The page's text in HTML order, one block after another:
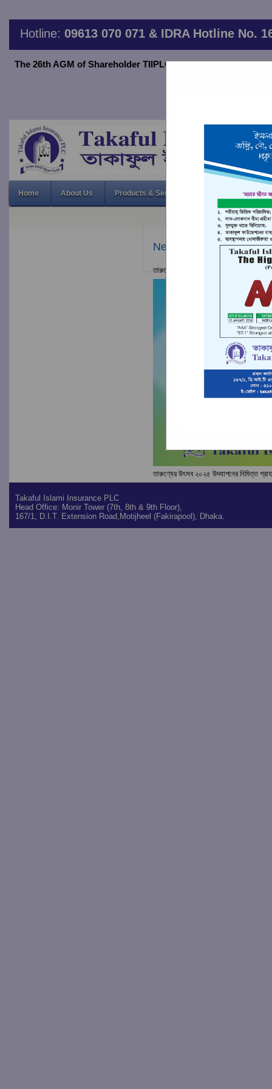
Hotline: 09613 070 071 & IDRA Hotline No.
The 26th AGM of Shareholder TIIPLC will be held on June
Home About Us Products & Services Financial
News & Event
তারুণ্যের উৎসব ২০২৫
তারুণ্যের উৎসব ২০২৫ উদযাপনের নিমিত্ত
Takaful Islami Insurance PLC
Head Office: Monir Tower (7th, 8th & 9th Floor),
167/1, D.I.T. Extension Road,Motijheel (Fakirapool), Dhaka.